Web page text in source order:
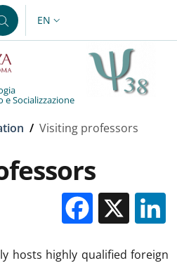
LANGUAGE SWITCHER:
EN
e Socializzazione
/ Visiting professors
X
hosts highly qualified foreign